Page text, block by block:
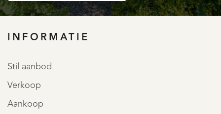
Indeling (bij)gebouw (IJsselmonde 3 de Meern)
als fitnessruimte en voorzien is van een pantry en apart
INFORMATIE
Stil aanbod
Verkoop
Aankoop